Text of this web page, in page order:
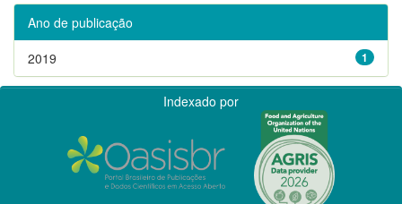
Ano de publicação
1
2019
Indexado por